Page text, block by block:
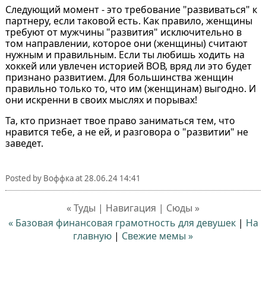
Следующий момент - это требование "развиваться" к
партнеру, если таковой есть. Как правило, женщины
требуют от мужчины "развития" исключительно в
том направлении, которое они (женщины) считают
нужным и правильным. Если ты любишь ходить на
хоккей или увлечен историей ВОВ, вряд ли это будет
признано развитием. Для большинства женщин
правильно только то, что им (женщинам) выгодно. И
они искренни в своих мыслях и порывах!
Та, кто признает твое право заниматься тем, что
нравится тебе, а не ей, и разговора о "развитии" не
заведет.
Posted by Воффкаat 28.06.24 14:41
« Туды | Навигация | Сюды »
« Базовая финансовая грамотность для девушек| На
главную | Свежие мемы »